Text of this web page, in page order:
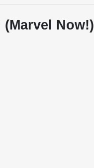
(Marvel Now!)